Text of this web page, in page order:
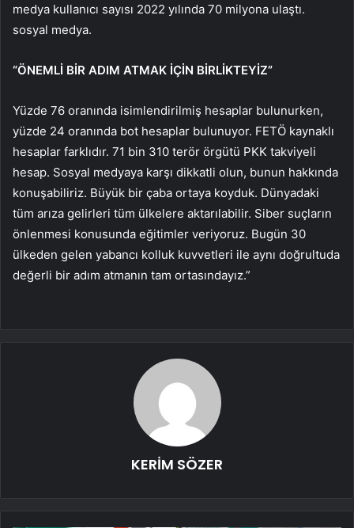
medya kullanıcı sayısı 2022 yılında 70 milyona ulaştı.
sosyal medya.
“ÖNEMLİ BİR ADIM ATMAK İÇİN BİRLİKTEYİZ”
Yüzde 76 oranında isimlendirilmiş hesaplar bulunurken,
yüzde 24 oranında bot hesaplar bulunuyor. FETÖ kaynaklı
hesaplar farklıdır. 71 bin 310 terör örgütü PKK takviyeli
hesap. Sosyal medyaya karşı dikkatli olun, bunun hakkında
konuşabiliriz. Büyük bir çaba ortaya koyduk. Dünyadaki
tüm arıza gelirleri tüm ülkelere aktarılabilir. Siber suçların
önlenmesi konusunda eğitimler veriyoruz. Bugün 30
ülkeden gelen yabancı kolluk kuvvetleri ile aynı doğrultuda
değerli bir adım atmanın tam ortasındayız.”
KERİM SÖZER